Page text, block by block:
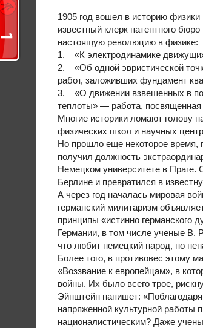
1905 год вошел в историю
известный клерк патентного
настоящую революцию в физике:
1. «К электродинамике
2. «Об одной эвристической
работ, заложивших фундамент
3. «О движении взвешенных в
теплоты» — работа,
Многие историки ломают голову
физических школ и научных
Но прошло еще некоторое время,
получил должность
Немецком университете в Праге.
Берлине и превратился в
А через год началась мировая
германский милитаризм
принципы «истинно германского
Германии, в том числе ученые В.
что любит немецкий народ, но
Более того, в противовес этому
«Воззвание к европейцам», в
войны. Их было всего трое,
Эйнштейн напишет:
напряженной культурной работы
националистическим? Даже